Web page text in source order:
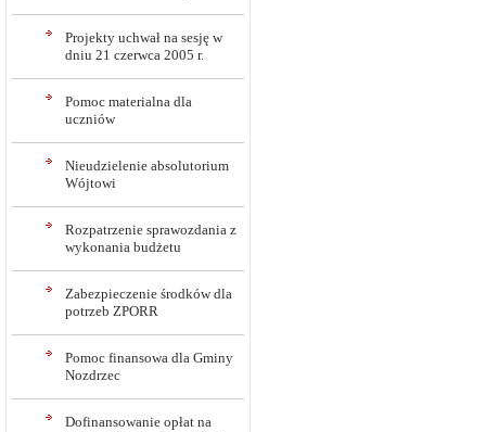
Projekty uchwał na sesję w
dniu 21 czerwca 2005 r.
Pomoc materialna dla
uczniów
Nieudzielenie absolutorium
Wójtowi
Rozpatrzenie sprawozdania z
wykonania budżetu
Zabezpieczenie środków dla
potrzeb ZPORR
Pomoc finansowa dla Gminy
Nozdrzec
Dofinansowanie opłat na